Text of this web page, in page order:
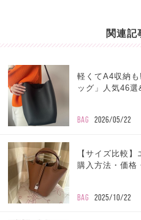
関連記
軽くてA4収納
ッグ」人気46
BAG 2026/05/22
【サイズ比較
購入方法・価格
BAG 2025/10/22